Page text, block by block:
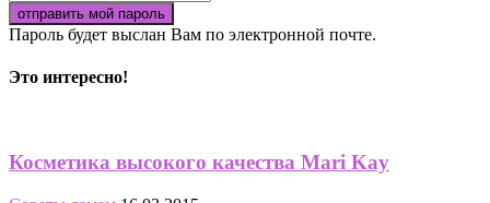
Пароль будет выслан Вам по электронной почте.
Это интересно!
Косметика высокого качества Mari Kay